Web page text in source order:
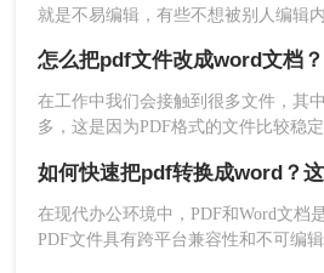
就是不易编辑，有些不想被别人编辑
过，当你办公整理资料的时候需要将
都是PDF格式的文档，那就很心累了
pdf为word了，那么怎么pdf转word呢
在工作中我们会接触到很多文件，其
多，这是因为PDF格式的文件比较稳
件不像word、excel、TXT这些文件，
们想要编辑PDF文件时就要用PDF编
会员才能使用，所以很多人都会将pdf
就不用那么麻烦去编辑了，那么你知
在现代办公环境中，PDF和Word文档
PDF文件具有跨平台兼容性和不可编